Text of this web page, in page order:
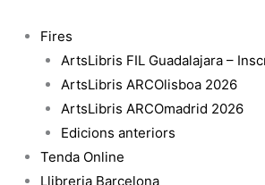
contingut
Fires
ArtsLibris FIL Guadalajara –
ArtsLibris ARCOlisboa 2026
ArtsLibris ARCOmadrid 2026
Edicions anteriors
Tenda Online
Llibreria Barcelona
mort
d'en